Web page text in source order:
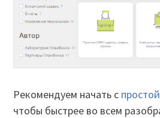
Рекомендуем начать с
чтобы быстрее во всем